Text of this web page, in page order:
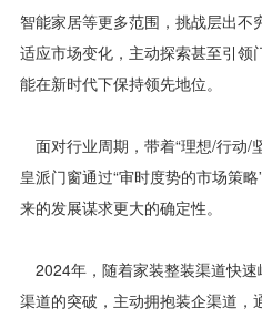
智能家居等更多范围，挑战层出
适应市场变化，主动探索甚至引领
能在新时代下保持领先地位。
面对行业周期，带着“理想/行动/
皇派门窗通过“审时度势的市场策
来的发展谋求更大的确定性。
2024年，随着家装整装渠道快
渠道的突破，主动拥抱装企渠道，